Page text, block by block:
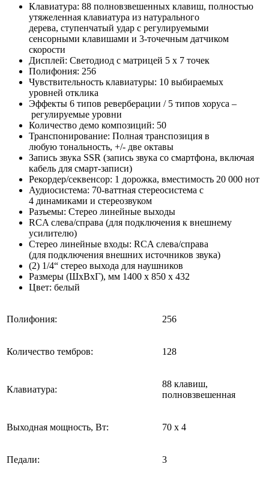
Клавиатура: 88 полновзвешенных клавиш, полностью
утяжеленная клавиатура из натурального
дерева, ступенчатый удар с регулируемыми
сенсорными клавишами и 3-точечным датчиком
скорости
Дисплей: Светодиод с матрицей 5 x 7 точек
Полифония: 256
Чувствительность клавиатуры: 10 выбираемых
уровней отклика
Эффекты 6 типов реверберации / 5 типов хоруса –
регулируемые уровни
Количество демо композиций: 50
Транспонирование: Полная транспозиция в
любую тональность, +/- две октавы
Запись звука SSR (запись звука со смартфона, включая
кабель для смарт-записи)
Рекордер/секвенсор: 1 дорожка, вместимость 20 000 нот
Аудиосистема: 70-ваттная стереосистема с
4 динамиками и стереозвуком
Разъемы: Стерео линейные выходы
RCA слева/справа (для подключения к внешнему
усилителю)
Стерео линейные входы: RCA слева/справа
(для подключения внешних источников звука)
(2) 1/4“ стерео выхода для наушников
Размеры (ШxВхГ), мм 1400 x 850 x 432
Цвет: белый
Полифония: 256
Количество тембров: 128
Клавиатура:
88 клавиш,
полновзвешенная
Выходная мощность, Вт: 70 х 4
Педали: 3